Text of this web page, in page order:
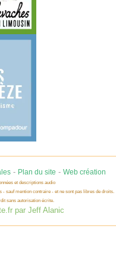
- Plan du site - Web création
et descriptions audio
sauf mention contraire - et ne sont pas libres de droits.
sans autorisation écrite.
par Jeff Alanic